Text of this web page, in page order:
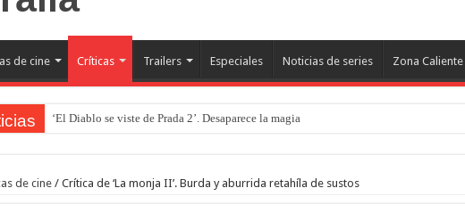
de cine Críticas Trailers Especiales Noticias de series Zona Caliente
‘El Diablo se viste de Prada 2’. Desaparece la magia
de cine / Crítica de ‘La monja II’. Burda y aburrida retahíla de sustos